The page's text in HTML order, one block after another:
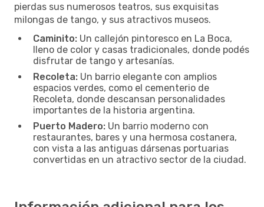
pierdas sus numerosos teatros, sus exquisitas
milongas de tango, y sus atractivos museos.
Caminito: Un callejón pintoresco en La Boca,
lleno de color y casas tradicionales, donde podés
disfrutar de tango y artesanías.
Recoleta: Un barrio elegante con amplios
espacios verdes, como el cementerio de
Recoleta, donde descansan personalidades
importantes de la historia argentina.
Puerto Madero: Un barrio moderno con
restaurantes, bares y una hermosa costanera,
con vista a las antiguas dársenas portuarias
convertidas en un atractivo sector de la ciudad.